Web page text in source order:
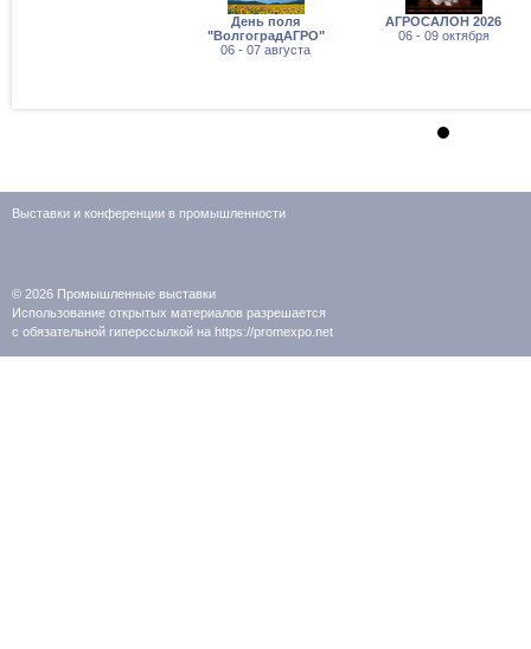
День поля
"ВолгоградАГРО"
06 - 07 августа
АГРОСАЛОН 2026
06 - 09 октября
Выставки и конференции в промышленности
© 2026 Промышленные выставки
Использование открытых материалов разрешается
с обязательной гиперссылкой на https://promexpo.net